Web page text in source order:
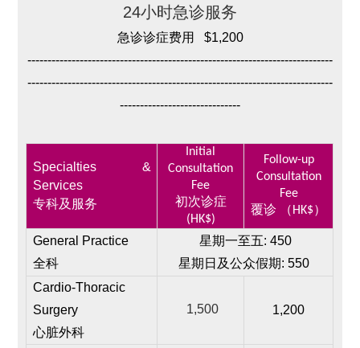
24小时急诊服务
急诊诊症费用
$1,200
----------------------------------------------------------------------------
----------------------------------------------------------------------------
------------------------------
Specialties &
Services
专科及服务
Initial
Consultation
Fee
初次诊症
(HK$)
Follow-up
Consultation
Fee
覆诊 （HK$）
General Practice
全科
星期一至五: 450
星期日及公众假期: 550
Cardio-Thoracic
Surgery
心脏外科
1,500 1,200